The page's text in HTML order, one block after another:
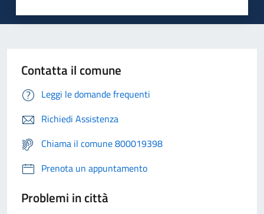
Contatta il comune
Leggi le domande frequenti
Richiedi Assistenza
Chiama il comune 800019398
Prenota un appuntamento
Problemi in città